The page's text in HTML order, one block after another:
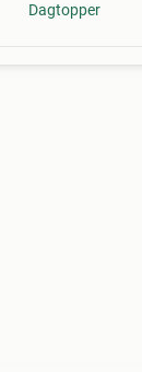
Dagtopper